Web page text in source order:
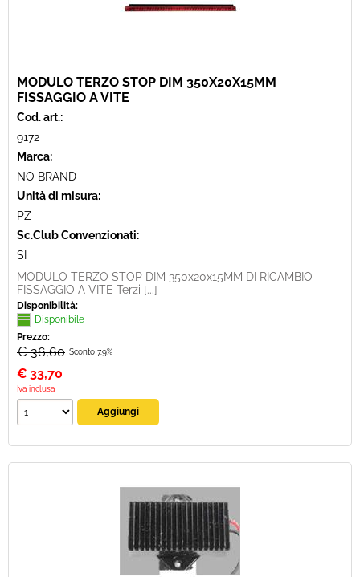
MODULO TERZO STOP DIM 350X20X15MM
FISSAGGIO A VITE
Cod. art.:
9172
Marca:
NO BRAND
Unità di misura:
PZ
Sc.Club Convenzionati:
SI
MODULO TERZO STOP DIM 350x20x15MM DI RICAMBIO
FISSAGGIO A VITE Terzi [...]
Disponibilità:
Disponibile
Prezzo:
€ 36,60 Sconto 7.9%
€ 33,70
Iva inclusa